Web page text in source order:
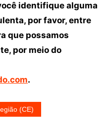
identifique alguma
por favor, entre
que possamos
por meio do
.
(CE)